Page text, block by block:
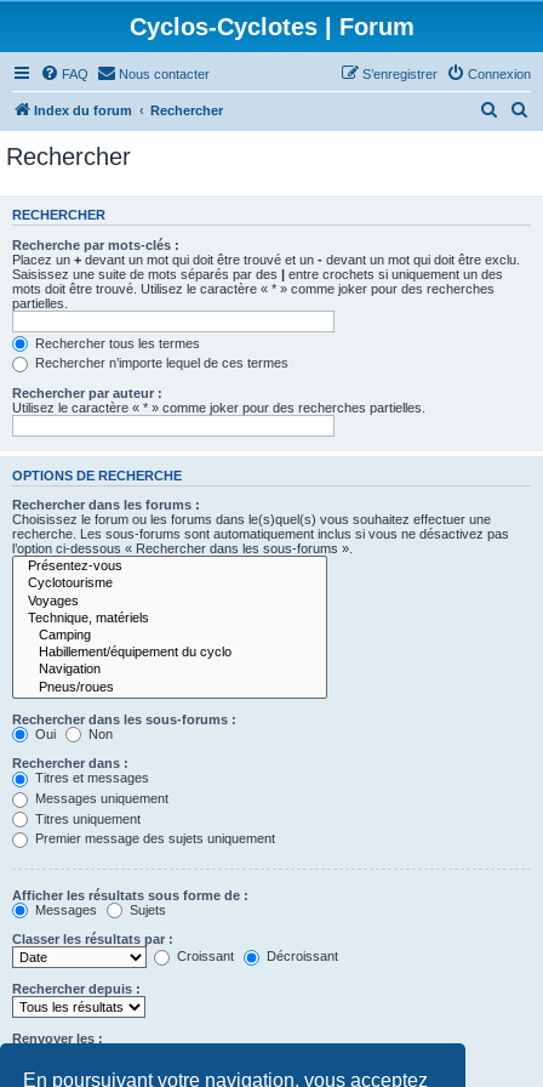
En poursuivant votre navigation, vous acceptez
Cyclos-Cyclotes | Forum
FAQ Nous contacter Connexion
S’enregistrer
Index du forum Rechercher
e
e
r
c
Rechercher
RECHERCHER
Recherche par mots-clés :
Placez un + devant un mot qui doit être trouvé et un - devant un mot qui doit être exclu.
Saisissez une suite de mots séparés par des | entre crochets si uniquement un des
mots doit être trouvé. Utilisez le caractère « * » comme joker pour des recherches
partielles.
Rechercher tous les termes
Rechercher n’importe lequel de ces termes
Rechercher par auteur :
Utilisez le caractère « * » comme joker pour des recherches partielles.
OPTIONS DE RECHERCHE
Rechercher dans les forums :
Choisissez le forum ou les forums dans le(s)quel(s) vous souhaitez effectuer une
recherche. Les sous-forums sont automatiquement inclus si vous ne désactivez pas
l’option ci-dessous « Rechercher dans les sous-forums ».
Rechercher dans les sous-forums :
Oui
Non
Rechercher dans :
Titres et messages
Messages uniquement
Titres uniquement
Premier message des sujets uniquement
Afficher les résultats sous forme de :
Messages
Sujets
Classer les résultats par :
Croissant
Décroissant
Rechercher depuis :
Renvoyer les :